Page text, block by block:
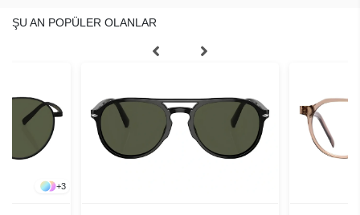
ŞU AN POPÜLER OLANLAR
+3